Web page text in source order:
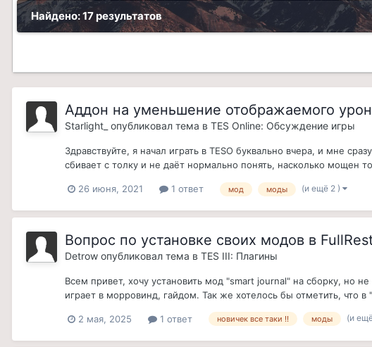
Найдено: 17 результатов
Аддон на уменьшение отображаемого
Starlight_ опубликовал тема в TES Online: Обсуждение игры
Здравствуйте, я начал играть в TESO буквально вчера, и мне
сбивает с толку и не даёт нормально понять, насколько мощен
26 июня, 2021 1 ответ мод моды (и ещё 2 )
Вопрос по установке своих модов в
Detrow опубликовал тема в TES III: Плагины
Всем привет, хочу установить мод "smart journal" на сборку, но
играет в морровинд, гайдом. Так же хотелось бы отметить, что в
2 мая, 2025 1 ответ новичек все таки !! моды (и